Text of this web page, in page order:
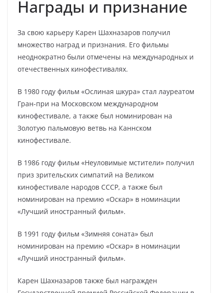
Награды и признание
За свою карьеру Карен Шахназаров получил
множество наград и признания. Его фильмы
неоднократно были отмечены на международных и
отечественных кинофестивалях.
В 1980 году фильм «Ослиная шкура» стал лауреатом
Гран-при на Московском международном
кинофестивале, а также был номинирован на
Золотую пальмовую ветвь на Каннском
кинофестивале.
В 1986 году фильм «Неуловимые мстители» получил
приз зрительских симпатий на Великом
кинофестивале народов СССР, а также был
номинирован на премию «Оскар» в номинации
«Лучший иностранный фильм».
В 1991 году фильм «Зимняя соната» был
номинирован на премию «Оскар» в номинации
«Лучший иностранный фильм».
Карен Шахназаров также был награжден